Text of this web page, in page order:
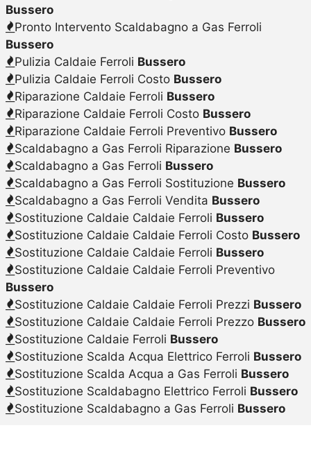
Bussero
Pronto Intervento Scaldabagno a Gas Ferroli
Bussero
Pulizia Caldaie Ferroli Bussero
Pulizia Caldaie Ferroli Costo Bussero
Riparazione Caldaie Ferroli Bussero
Riparazione Caldaie Ferroli Costo Bussero
Riparazione Caldaie Ferroli Preventivo Bussero
Scaldabagno a Gas Ferroli Riparazione Bussero
Scaldabagno a Gas Ferroli Bussero
Scaldabagno a Gas Ferroli Sostituzione Bussero
Scaldabagno a Gas Ferroli Vendita Bussero
Sostituzione Caldaie Caldaie Ferroli Bussero
Sostituzione Caldaie Caldaie Ferroli Costo Bussero
Sostituzione Caldaie Caldaie Ferroli Bussero
Sostituzione Caldaie Caldaie Ferroli Preventivo
Bussero
Sostituzione Caldaie Caldaie Ferroli Prezzi Bussero
Sostituzione Caldaie Caldaie Ferroli Prezzo Bussero
Sostituzione Caldaie Ferroli Bussero
Sostituzione Scalda Acqua Elettrico Ferroli Bussero
Sostituzione Scalda Acqua a Gas Ferroli Bussero
Sostituzione Scaldabagno Elettrico Ferroli Bussero
Sostituzione Scaldabagno a Gas Ferroli Bussero